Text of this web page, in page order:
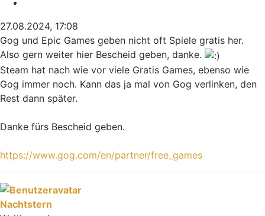
27.08.2024, 17:08
Gog und Epic Games geben nicht oft Spiele gratis her.
Also gern weiter hier Bescheid geben, danke.
Steam hat nach wie vor viele Gratis Games, ebenso wie
Gog immer noch. Kann das ja mal von Gog verlinken, den
Rest dann später.
Danke fürs Bescheid geben.
https://www.gog.com/en/partner/free_games
Nach oben
Nachtstern